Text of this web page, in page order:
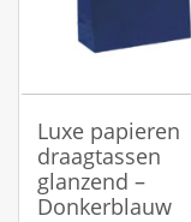
Luxe papieren
draagtassen
glanzend –
Donkerblauw